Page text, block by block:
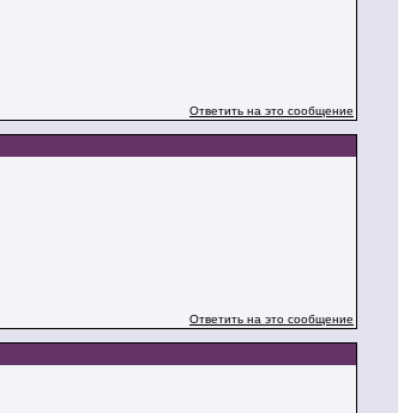
Ответить на это сообщение
Ответить на это сообщение